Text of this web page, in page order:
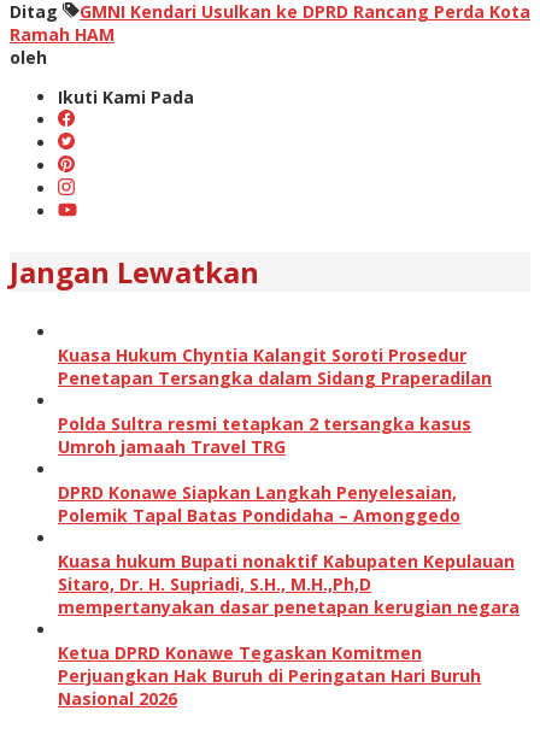
Ditag
GMNI Kendari Usulkan ke DPRD Rancang Perda Kota
Ramah HAM
oleh
Ikuti Kami Pada
Jangan Lewatkan
Kuasa Hukum Chyntia Kalangit Soroti Prosedur
Penetapan Tersangka dalam Sidang Praperadilan
Polda Sultra resmi tetapkan 2 tersangka kasus
Umroh jamaah Travel TRG
DPRD Konawe Siapkan Langkah Penyelesaian,
Polemik Tapal Batas Pondidaha – Amonggedo
Kuasa hukum Bupati nonaktif Kabupaten Kepulauan
Sitaro, Dr. H. Supriadi, S.H., M.H.,Ph,D
mempertanyakan dasar penetapan kerugian negara
Ketua DPRD Konawe Tegaskan Komitmen
Perjuangkan Hak Buruh di Peringatan Hari Buruh
Nasional 2026